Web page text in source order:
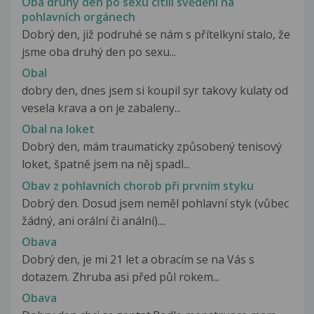
pohlavních orgánech
Dobrý den, již podruhé se nám s přítelkyní stalo, že
jsme oba druhý den po sexu...
Obal
dobry den, dnes jsem si koupil syr takovy kulaty od
vesela krava a on je zabaleny...
Obal na loket
Dobrý den, mám traumaticky způsobený tenisový
loket, špatně jsem na něj spadl...
Obav z pohlavních chorob při prvním styku
Dobrý den. Dosud jsem neměl pohlavní styk (vůbec
žádný, ani orální či anální)....
Obava
Dobrý den, je mi 21 let a obracím se na Vás s
dotazem. Zhruba asi před půl rokem...
Obava